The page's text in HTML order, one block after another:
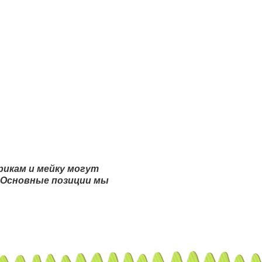
и мейку могут
Основные позиции мы